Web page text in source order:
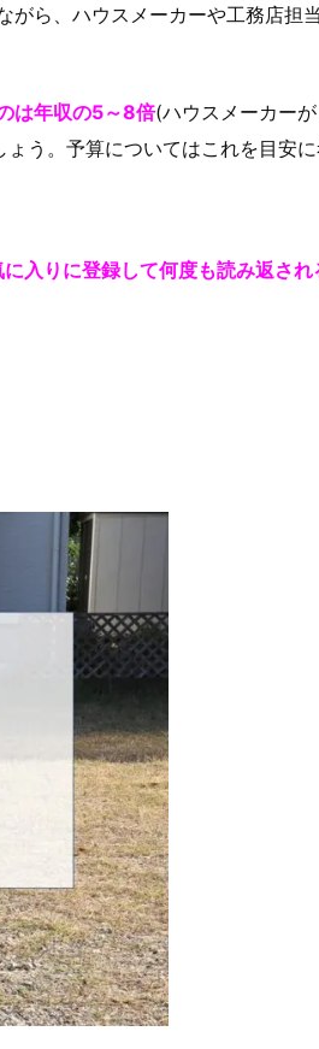
ら、ハウスメーカーや工務店担
は年収の5～8倍(ハウスメーカー
う。予算についてはこれを目安に
に入りに登録して何度も読み返さ